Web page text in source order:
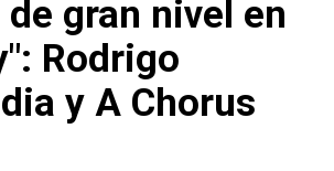
gran nivel en
Rodrigo
y A Chorus